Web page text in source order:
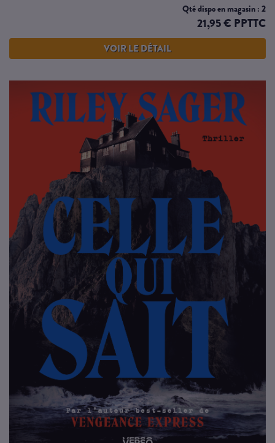
Qté dispo en magasin : 2
21,95 € PPTTC
VOIR LE DÉTAIL